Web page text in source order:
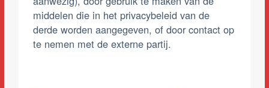
middelen die in het privacybeleid van de
derde worden aangegeven, of door contact op
te nemen met de externe partij.